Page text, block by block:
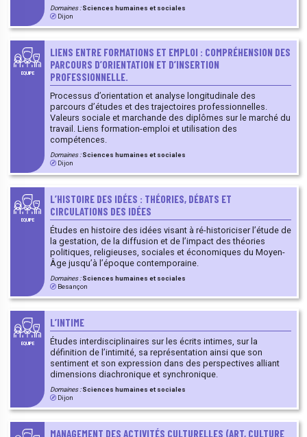
Domaines :Sciences humaines et sociales
Dijon
EQUIPE
LIENS ENTRE FORMATIONS ET EMPLOI : COMPRÉHENSION DES
PARCOURS D’ORIENTATION ET D’INSERTION
PROFESSIONNELLE.
Processus d’orientation et analyse longitudinale des
parcours d’études et des trajectoires professionnelles.
Valeurs sociale et marchande des diplômes sur le marché du
travail. Liens formation-emploi et utilisation des
compétences.
Domaines :Sciences humaines et sociales
Dijon
EQUIPE
L’HISTOIRE DES IDÉES : THÉORIES, DÉBATS ET
CIRCULATIONS DES IDÉES
Études en histoire des idées visant à ré-historiciser l’étude de
la gestation, de la diffusion et de l’impact des théories
politiques, religieuses, sociales et économiques du Moyen-
Âge jusqu’à l’époque contemporaine.
Domaines :Sciences humaines et sociales
Besançon
EQUIPE
L’INTIME
Études interdisciplinaires sur les écrits intimes, sur la
définition de l’intimité, sa représentation ainsi que son
sentiment et son expression dans des perspectives alliant
dimensions diachronique et synchronique.
Domaines :Sciences humaines et sociales
Dijon
MANAGEMENT DES ACTIVITÉS CULTURELLES (ART, CULTURE